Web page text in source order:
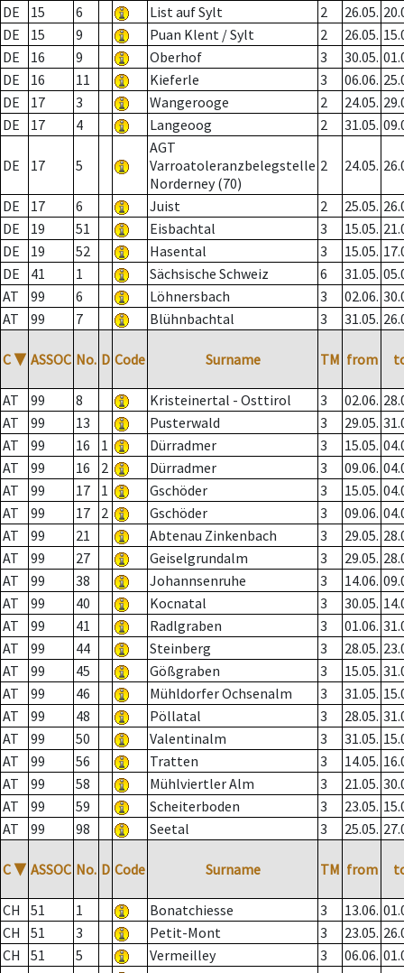
DE
15 6 List auf Sylt 2 26.05.
DE
15 9 Puan Klent / Sylt 2 26.05.
DE
16 9 Oberhof 3 30.05.
DE
16 11 Kieferle 3 06.06.
DE
17 3 Wangerooge 2 24.05.
DE
17 4 Langeoog 2 31.05.
DE 17 5
AGT
Varroatoleranzbelegstelle
Norderney (70)
2 24.05.
DE 17 6 Juist 2 25.05.
DE
19 51 Eisbachtal 3 15.05.
DE
19 52 Hasental 3 15.05.
DE
41 1 Sächsische Schweiz 6 31.05.
AT
99 6 Löhnersbach 3 02.06.
AT
99 7 Blühnbachtal 3 31.05.
C ▼ ASSOC No. D Code Surname TM from
AT 99 8 Kristeinertal - Osttirol 3 02.06.
AT
99 13 Pusterwald 3 29.05.
AT
99 16 1 Dürradmer 3 15.05.
AT
99 16 2 Dürradmer 3 09.06.
AT
99 17 1 Gschöder 3 15.05.
AT
99 17 2 Gschöder 3 09.06.
AT
99 21 Abtenau Zinkenbach 3 29.05.
AT
99 27 Geiselgrundalm 3 29.05.
AT
99 38 Johannsenruhe 3 14.06.
AT
99 40 Kocnatal 3 30.05.
AT
99 41 Radlgraben 3 01.06.
AT
99 44 Steinberg 3 28.05.
AT
99 45 Gößgraben 3 15.05.
AT
99 46 Mühldorfer Ochsenalm 3 31.05.
AT
99 48 Pöllatal 3 28.05.
AT
99 50 Valentinalm 3 31.05.
AT
99 56 Tratten 3 14.05.
AT
99 58 Mühlviertler Alm 3 21.05.
AT
99 59 Scheiterboden 3 23.05.
AT
99 98 Seetal 3 25.05.
C ▼ ASSOC No. D Code Surname TM from
CH 51 1 Bonatchiesse 3 13.06.
CH
51 3 Petit-Mont 3 23.05.
CH
51 5 Vermeilley 3 06.06.